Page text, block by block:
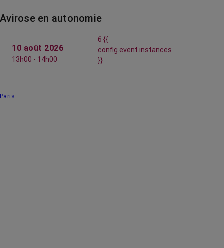
Avirose en autonomie
10 août 2026
13h00 - 14h00
6 {{
config.event.instances
}}
Paris